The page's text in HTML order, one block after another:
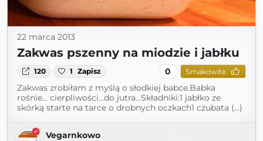
22 marca 2013
Zakwas pszenny na miodzie i jabłku
120 1 Zapisz 0 Smakowite
Zakwas zrobiłam z myślą o słodkiej babce.Babka
rośnie... cierpliwości...do jutra...Składniki:1 jabłko ze
skórką starte na tarce o drobnych oczkach1 czubata (...)
Vegarnkowo